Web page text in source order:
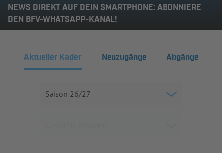
NEWS DIREKT AUF DEIN SMARTPHONE: ABONNIERE
DEN BFV-WHATSAPP-KANAL!
Aktueller Kader Neuzugänge Abgänge